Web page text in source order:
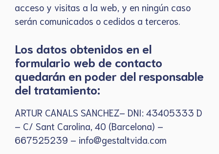
acceso y visitas a la web, y en ningún caso
serán comunicados o cedidos a terceros.
Los datos obtenidos en el
formulario web de contacto
quedarán en poder del responsable
del tratamiento:
ARTUR CANALS SANCHEZ– DNI: 43405333 D
– C/ Sant Carolina, 40 (Barcelona) –
667525239 – info@gestaltvida.com